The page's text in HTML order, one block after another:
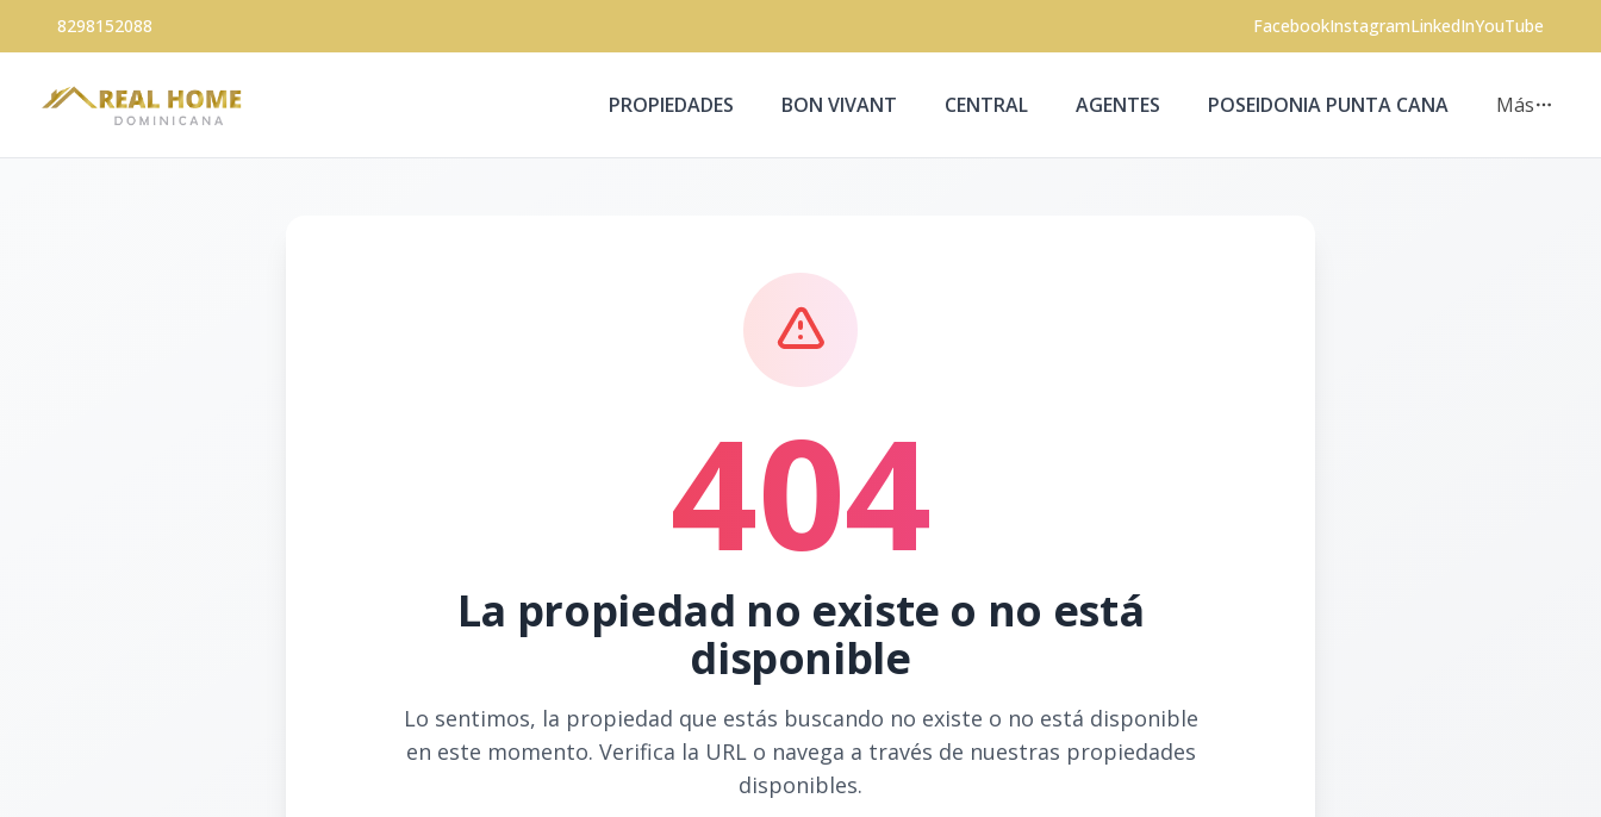
8298152088 FacebookInstagramLinkedInYouTube
PROPIEDADES BON VIVANT CENTRAL AGENTES POSEIDONIA PUNTA CANA Más
404
La propiedad no existe o no está
disponible
Lo sentimos, la propiedad que estás buscando no existe o no está disponible
en este momento. Verifica la URL o navega a través de nuestras propiedades
disponibles.